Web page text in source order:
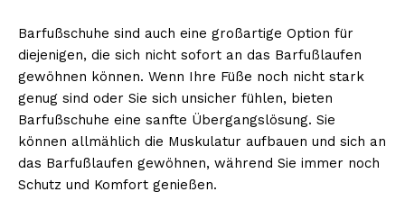
Barfußschuhe sind auch eine großartige Option für
diejenigen, die sich nicht sofort an das Barfußlaufen
gewöhnen können. Wenn Ihre Füße noch nicht stark
genug sind oder Sie sich unsicher fühlen, bieten
Barfußschuhe eine sanfte Übergangslösung. Sie
können allmählich die Muskulatur aufbauen und sich an
das Barfußlaufen gewöhnen, während Sie immer noch
Schutz und Komfort genießen.